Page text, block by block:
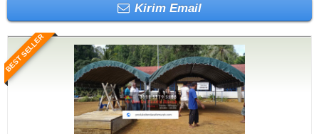
Kirim Email
BEST SELLER